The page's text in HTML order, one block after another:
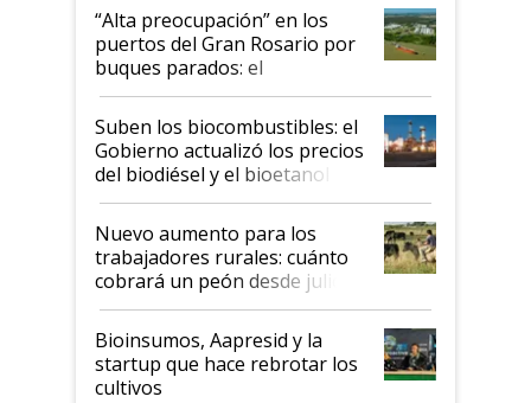
“Alta preocupación” en los
puertos del Gran Rosario por
buques parados: el
funcionamiento de las
exportadoras en tensión tras
la medida de fuerza de los
prácticos
Suben los biocombustibles: el
Gobierno actualizó los precios
del biodiésel y el bioetanol
Nuevo aumento para los
trabajadores rurales: cuánto
cobrará un peón desde julio
Bioinsumos, Aapresid y la
startup que hace rebrotar los
cultivos